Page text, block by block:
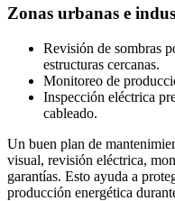
Zonas urbanas e
Revisión de sombras
estructuras cercanas.
Monitoreo de
Inspección eléctrica
cableado.
Un buen plan de
visual, revisión eléctrica,
garantías. Esto ayuda a
producción energética